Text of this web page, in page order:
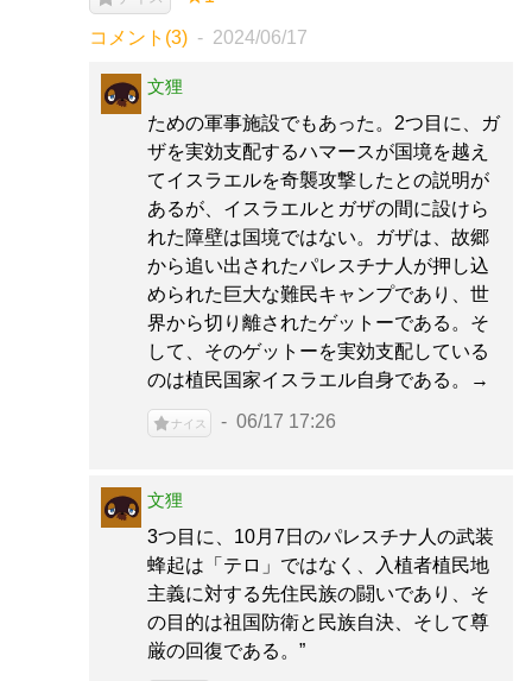
コメント(3) 2024/06/17
文狸
ための軍事施設でもあった。2つ目に、ガ
ザを実効支配するハマースが国境を越え
てイスラエルを奇襲攻撃したとの説明が
あるが、イスラエルとガザの間に設けら
れた障壁は国境ではない。ガザは、故郷
から追い出されたパレスチナ人が押し込
められた巨大な難民キャンプであり、世
界から切り離されたゲットーである。そ
して、そのゲットーを実効支配している
のは植民国家イスラエル自身である。→
ナイス 06/17 17:26
文狸
3つ目に、10月7日のパレスチナ人の武装
蜂起は「テロ」ではなく、入植者植民地
主義に対する先住民族の闘いであり、そ
の目的は祖国防衛と民族自決、そして尊
厳の回復である。”